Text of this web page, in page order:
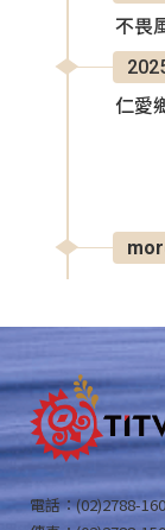
不畏
仁愛
電話：(02)2788-